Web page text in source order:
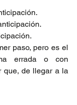
paso, pero es el
errada o con
que, de llegar a la